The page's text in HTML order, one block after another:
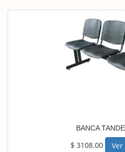
BANCA
$ 3108.00